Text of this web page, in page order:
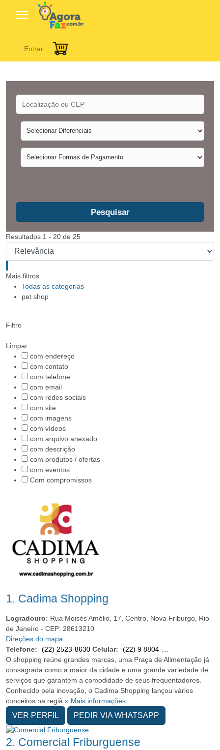
Entrar
Pesquisar
Resultados 1 - 20 de 25
Mais filtros
Todas as categorias
pet shop
Filtro
Limpar
com endereço
com contato
com telefone
com email
com redes sociais
com site
com imagens
com vídeos
com arquivo anexado
com descrição
com produtos / ofertas
com eventos
Com compromissos
1. Cadima Shopping
Logradouro: Rua Moisés Amélio, 17, Centro, Nova Friburgo, Rio
de Janeiro - CEP: 28613210
Direções do mapa
Telefone:
(22) 2523-8630 Celular:
O shopping reúne grandes marcas, uma Praça de Alimentação já
consagrada como a maior da cidade e uma grande variedade de
serviços que garantem a comodidade de seus frequentadores.
Conhecido pela inovação, o Cadima Shopping lançou vários
conceitos na regiã » Mais informações
VER PERFIL PEDIR VIA WHATSAPP
2. Comercial Friburguense